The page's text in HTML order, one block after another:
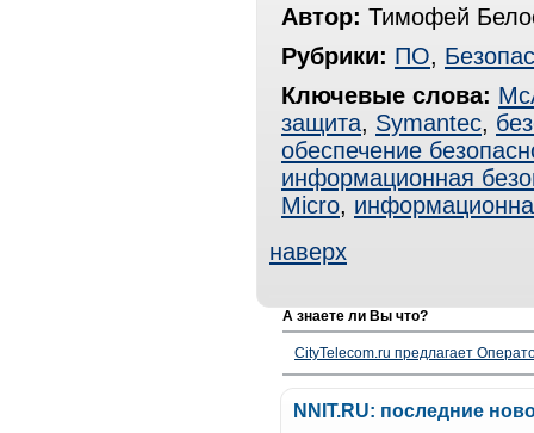
Автор: Тимофей
Рубрики: ПО,
Ключевые слова:
защита, Symantec,
обеспечение
информационная
Micro,
наверх
А знаете ли Вы что?
CityTelecom.ru предлагает
NNIT.RU: последние